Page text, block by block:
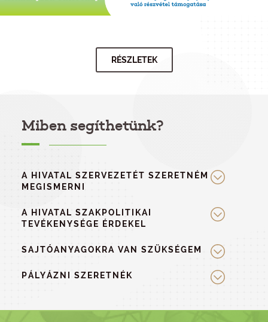
RÉSZLETEK
Miben segíthetünk?
A HIVATAL SZERVEZETÉT SZERETNÉM
MEGISMERNI
A HIVATAL SZAKPOLITIKAI
TEVÉKENYSÉGE ÉRDEKEL
SAJTÓANYAGOKRA VAN SZÜKSÉGEM
PÁLYÁZNI SZERETNÉK